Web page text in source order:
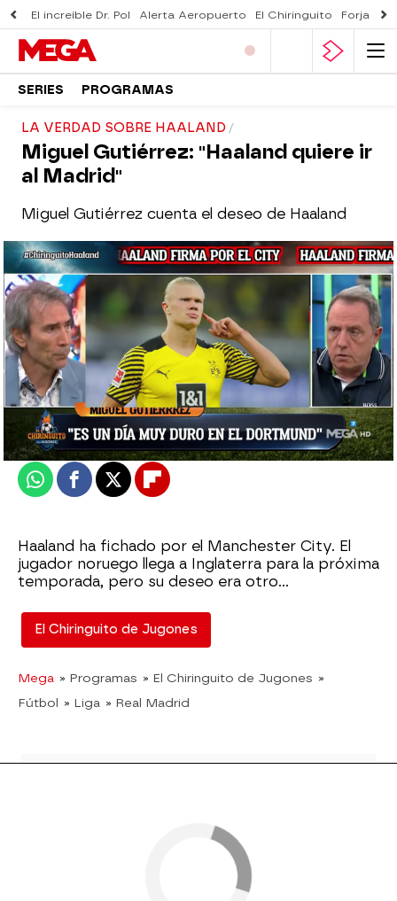
El increíble Dr. Pol Alerta Aeropuerto El Chiringuito Forjado
SERIES PROGRAMAS
LA VERDAD SOBRE HAALAND
Miguel Gutiérrez: "Haaland quiere ir
al Madrid"
Miguel Gutiérrez cuenta el deseo de Haaland
El Chiringuito
Madrid
Actualizado:11 de mayo de 2022, 06:00
Publicado:11 de mayo de 2022, 02:43
WhatsappFacebook
X Flipboard
Haaland ha fichado por el Manchester City. El
jugador noruego llega a Inglaterra para la próxima
temporada, pero su deseo era otro...
El Chiringuito de Jugones
Mega » Programas » El Chiringuito de Jugones »
Fútbol » Liga » Real Madrid